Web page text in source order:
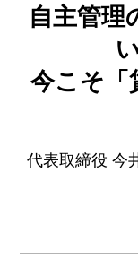
自主管理
今こそ「
代表取締役 今